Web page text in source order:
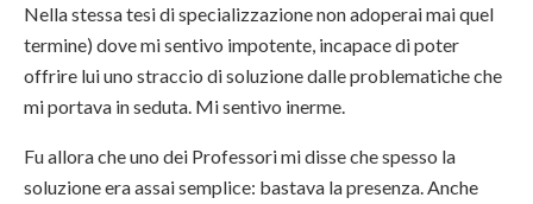
Nella stessa tesi di specializzazione non adoperai mai quel
termine) dove mi sentivo impotente, incapace di poter
offrire lui uno straccio di soluzione dalle problematiche che
mi portava in seduta. Mi sentivo inerme.
Fu allora che uno dei Professori mi disse che spesso la
soluzione era assai semplice: bastava la presenza. Anche